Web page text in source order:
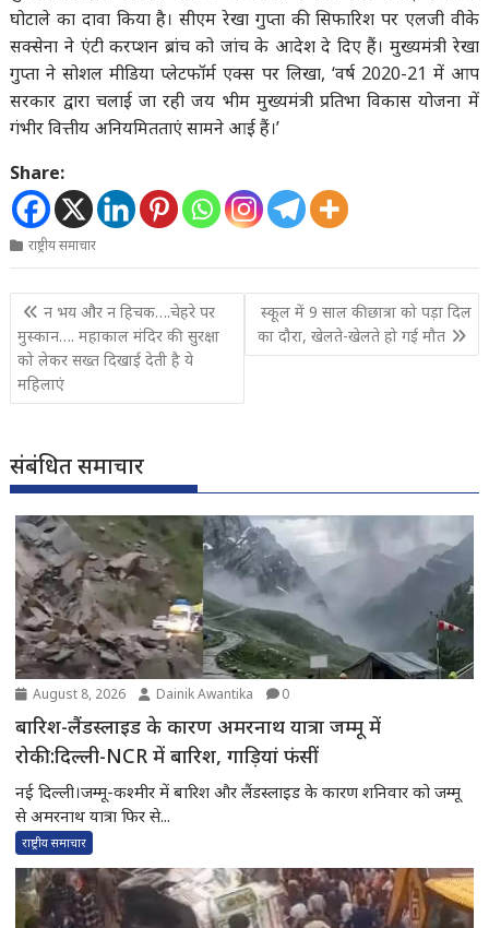
घोटाले का दावा किया है। सीएम रेखा गुप्ता की सिफारिश पर एलजी वीके
सक्सेना ने एंटी करप्शन ब्रांच को जांच के आदेश दे दिए हैं। मुख्यमंत्री रेखा
गुप्ता ने सोशल मीडिया प्लेटफॉर्म एक्स पर लिखा, ‘वर्ष 2020-21 में आप
सरकार द्वारा चलाई जा रही जय भीम मुख्यमंत्री प्रतिभा विकास योजना में
गंभीर वित्तीय अनियमितताएं सामने आई हैं।’
Share:
राष्ट्रीय समाचार
Post
navigation
न भय और न हिचक….चेहरे पर
मुस्कान…. महाकाल मंदिर की सुरक्षा
को लेकर सख्त दिखाई देती है ये
महिलाएं
स्कूल में 9 साल की छात्रा को पड़ा दिल
का दौरा, खेलते-खेलते हो गई मौत
संबंधित समाचार
August 8, 2026 Dainik Awantika 0
बारिश-लैंडस्लाइड के कारण अमरनाथ यात्रा जम्मू में
रोकी:दिल्ली-NCR में बारिश, गाड़ियां फंसीं
नई दिल्ली।जम्मू-कश्मीर में बारिश और लैंडस्लाइड के कारण शनिवार को जम्मू
से अमरनाथ यात्रा फिर से...
राष्ट्रीय समाचार